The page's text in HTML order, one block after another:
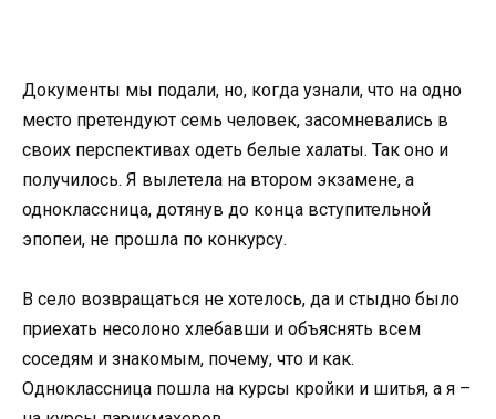
Документы мы подали, но, когда узнали, что на одно
место претендуют семь человек, засомневались в
своих перспективах одеть белые халаты. Так оно и
получилось. Я вылетела на втором экзамене, а
одноклассница, дотянув до конца вступительной
эпопеи, не прошла по конкурсу.
В село возвращаться не хотелось, да и стыдно было
приехать несолоно хлебавши и объяснять всем
соседям и знакомым, почему, что и как.
Одноклассница пошла на курсы кройки и шитья, а я –